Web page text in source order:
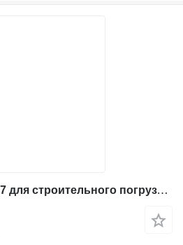
Картер моста 263-1037 для строительного погрузчика Caterpillar 924K 924G